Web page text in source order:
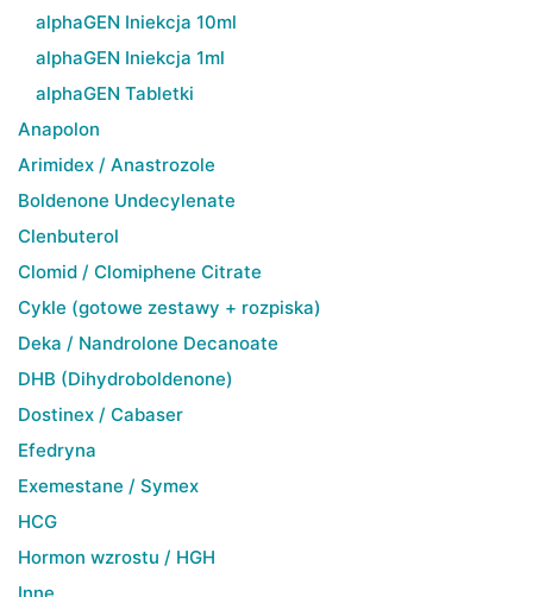
alphaGEN Iniekcja 10ml
alphaGEN Iniekcja 1ml
alphaGEN Tabletki
Anapolon
Arimidex / Anastrozole
Boldenone Undecylenate
Clenbuterol
Clomid / Clomiphene Citrate
Cykle (gotowe zestawy + rozpiska)
Deka / Nandrolone Decanoate
DHB (Dihydroboldenone)
Dostinex / Cabaser
Efedryna
Exemestane / Symex
HCG
Hormon wzrostu / HGH